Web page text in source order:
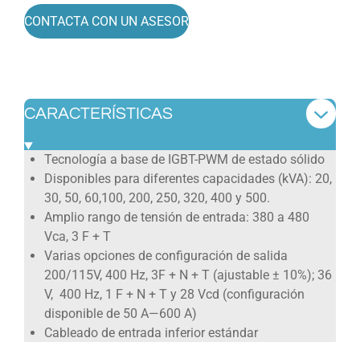
CONTACTA CON UN ASESOR
CARACTERÍSTICAS
Tecnología a base de IGBT-PWM de estado sólido
Disponibles para diferentes capacidades (kVA): 20,
30, 50, 60,100, 200, 250, 320, 400 y 500.
Amplio rango de tensión de entrada: 380 a 480
Vca, 3 F + T
Varias opciones de configuración de salida
200/115V, 400 Hz, 3F + N + T (ajustable ± 10%); 36
V, 400 Hz, 1 F + N + T y 28 Vcd (configuración
disponible de 50 A—600 A)
Cableado de entrada inferior estándar